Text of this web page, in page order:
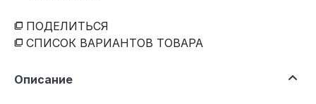
ПОДЕЛИТЬСЯ
СПИСОК ВАРИАНТОВ ТОВАРА
Описание